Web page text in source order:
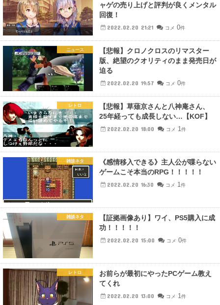
ャゲの売り上げと評判が良くメンタル
回復！
2022.02.20 21:21 コメ 0件
ニュース
【悲報】クロノクロスのリマスター
版、絶望のクオリティのまま発売日が
迫る
2022.02.20 19:57 コメ 0件
レトロ
【悲報】草薙京さんと八神庵さん、
25年経っても成長しない…【KOF】
2022.02.20 18:00 コメ 1件
雑談ネタ
《感情移入できる》主人公が喋らない
ゲームこそ本当のRPG！！！！！
2022.02.20 16:30 コメ 1件
雑談ネタ
【証拠画像あり】ワイ、PS5購入に成
功！！！！！
2022.02.20 15:00 コメ 0件
レトロ
お前らが最初にやったPCゲーム教え
てくれ
2022.02.20 13:00 コメ 1件